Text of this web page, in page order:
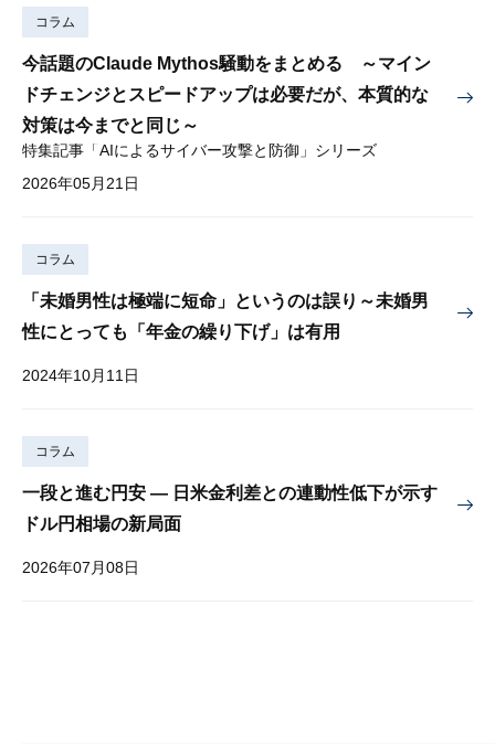
コラム
今話題のClaude Mythos騒動をまとめる ～マイン
ドチェンジとスピードアップは必要だが、本質的な
対策は今までと同じ～
特集記事「AIによるサイバー攻撃と防御」シリーズ
2026年05月21日
コラム
「未婚男性は極端に短命」というのは誤り～未婚男
性にとっても「年金の繰り下げ」は有用
2024年10月11日
コラム
一段と進む円安 — 日米金利差との連動性低下が示す
ドル円相場の新局面
2026年07月08日